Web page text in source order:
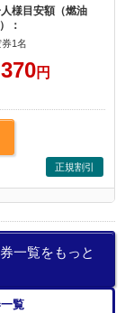
様目安額（燃油
：
1名
円
正規割引
一覧をもっと
覧